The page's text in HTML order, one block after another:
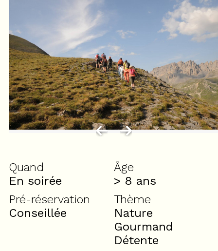
Quand
En soirée
Âge
> 8 ans
Pré-réservation
Conseillée
Thème
Nature
Gourmand
Détente